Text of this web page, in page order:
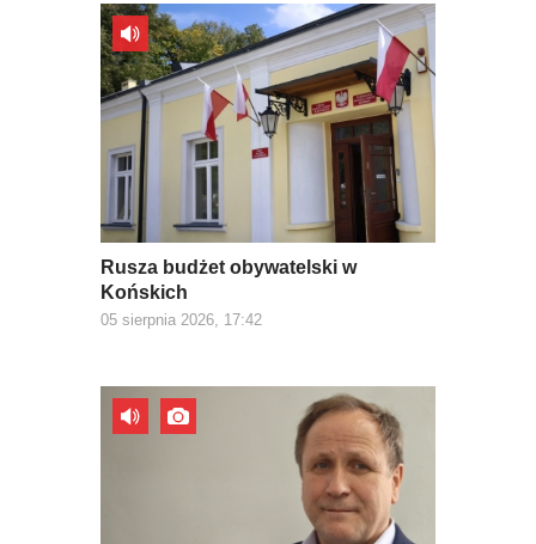
Rusza budżet obywatelski w
Końskich
05 sierpnia 2026, 17:42